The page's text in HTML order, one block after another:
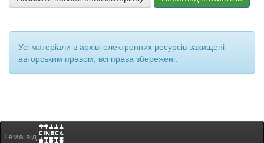
Усі матеріали в архіві електронних ресурсів захищені
авторським правом, всі права збережені.
Тема від